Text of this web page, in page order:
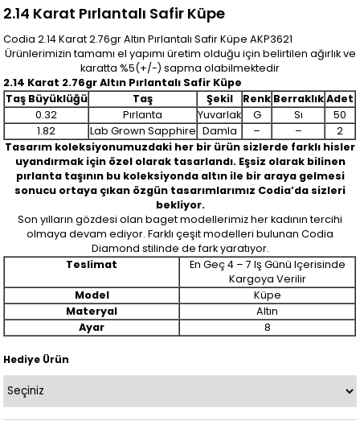
2.14 Karat Pırlantalı Safir Küpe
Codia 2.14 Karat 2.76gr Altın Pırlantalı Safir Küpe AKP3621
Ürünlerimizin tamamı el yapımı üretim olduğu için belirtilen ağırlık ve
karatta %5(+/-) sapma olabilmektedir
2.14 Karat 2.76gr Altın Pırlantalı Safir Küpe
Taş Büyüklüğü
Taş Şekil Renk Berraklık Adet
0.32
Pırlanta Yuvarlak G Sı
50
1.82
Lab Grown Sapphire Damla – –
2
Tasarım koleksiyonumuzdaki her bir ürün sizlerde farklı hisler
uyandırmak için özel olarak tasarlandı. Eşsiz olarak bilinen
pırlanta taşının bu koleksiyonda altın ile bir araya gelmesi
sonucu ortaya çıkan özgün tasarımlarımız Codia’da sizleri
bekliyor.
Son yılların gözdesi olan baget modellerimiz her kadının tercihi
olmaya devam ediyor. Farklı çeşit modelleri bulunan Codia
Diamond stilinde de fark yaratıyor.
Teslimat
En Geç 4 – 7 Iş Günü Içerisinde
Kargoya Verilir
Model
Küpe
Materyal
Altın
Ayar
8
Hediye Ürün